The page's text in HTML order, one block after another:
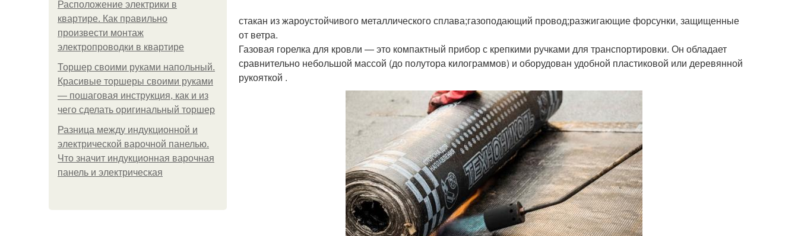
Расположение электрики в
квартире. Как правильно
произвести монтаж
электропроводки в квартире
Торшер своими руками напольный.
Красивые торшеры своими руками
— пошаговая инструкция, как и из
чего сделать оригинальный торшер
Разница между индукционной и
электрической варочной панелью.
Что значит индукционная варочная
панель и электрическая
стакан из жароустойчивого металлического сплава;газоподающий провод;разжигающие форсунки, защищенные
от ветра.
Газовая горелка для кровли — это компактный прибор с крепкими ручками для транспортировки. Он обладает
сравнительно небольшой массой (до полутора килограммов) и оборудован удобной пластиковой или деревянной
рукояткой .